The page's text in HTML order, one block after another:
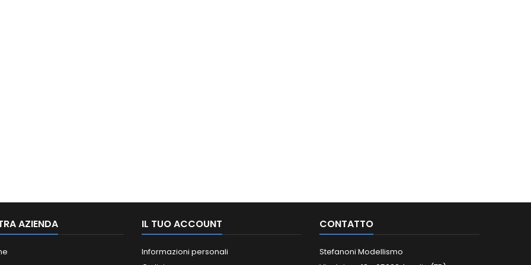
AZIENDA IL TUO ACCOUNT
Informazioni personali
CONTATTO
Stefanoni Modellismo